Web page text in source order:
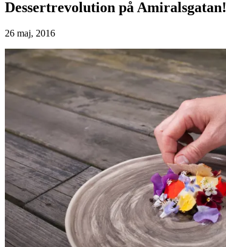
Karin af Malmoe
Dessertrevolution på Amiralsgatan!
26 maj, 2016